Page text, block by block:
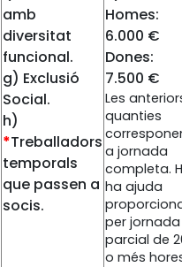
amb
diversitat
funcional.
g) Exclusió
Social.
h)
*Treballadors
temporals
que passen a
socis.
Homes:
6.000 €
Dones:
7.500 €
Les
quanties
a jornada
completa.
ha ajuda
per jornada
parcial de
o més